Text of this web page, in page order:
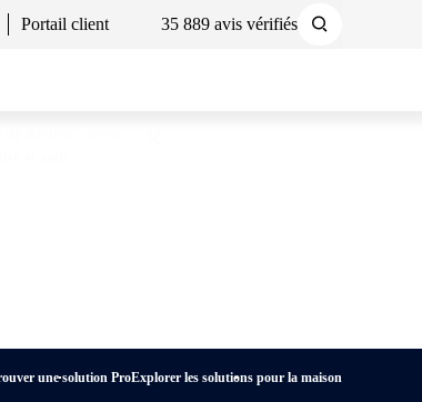
Portail client 35 889 avis vérifiés
une solution ProExplorer les solutions pour la maison